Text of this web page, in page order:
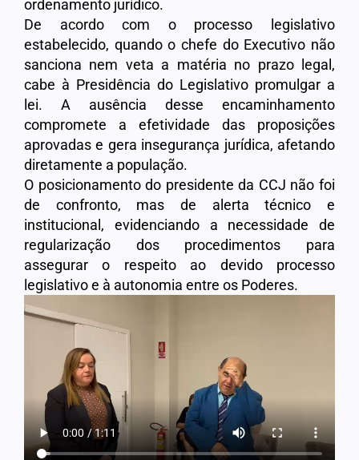
ordenamento jurídico.
De acordo com o processo legislativo
estabelecido, quando o chefe do Executivo não
sanciona nem veta a matéria no prazo legal,
cabe à Presidência do Legislativo promulgar a
lei. A ausência desse encaminhamento
compromete a efetividade das proposições
aprovadas e gera insegurança jurídica, afetando
diretamente a população.
O posicionamento do presidente da CCJ não foi
de confronto, mas de alerta técnico e
institucional, evidenciando a necessidade de
regularização dos procedimentos para
assegurar o respeito ao devido processo
legislativo e à autonomia entre os Poderes.